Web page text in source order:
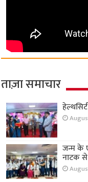
ताज़ा समाचार
जन्म के
नाटक